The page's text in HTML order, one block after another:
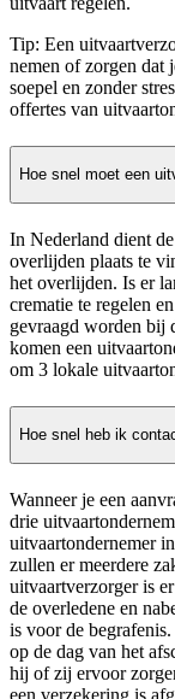
Tip: Een
nemen of zorgen dat
soepel en zonder
offertes van
Hoe snel moet een
In Nederland dient
overlijden plaats te
het overlijden. Is er
crematie te regelen
gevraagd worden bij
komen een
om 3 lokale
Hoe snel heb ik
Wanneer je een
drie
uitvaartondernemer
zullen er meerdere
uitvaartverzorger is
de overledene en
is voor de
op de dag van het
hij of zij ervoor
een verzekering is